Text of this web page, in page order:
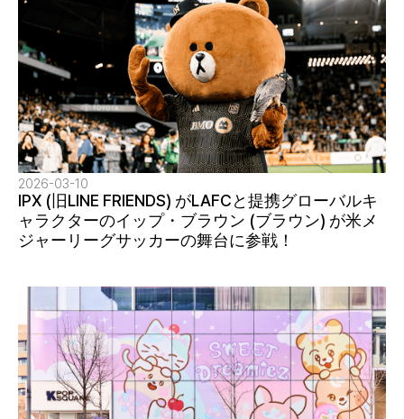
2026-03-10
IPX (旧LINE FRIENDS) がLAFCと提携グローバルキ
ャラクターのイップ・ブラウン (ブラウン) が米メ
ジャーリーグサッカーの舞台に参戦！